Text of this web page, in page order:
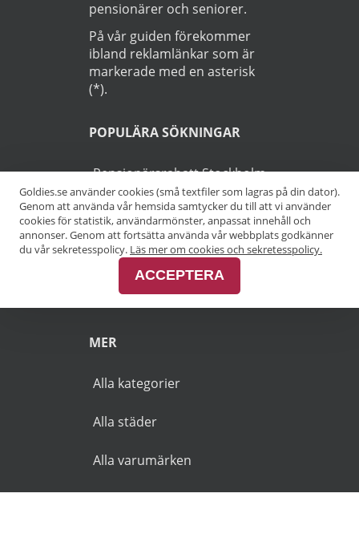
pensionärer och seniorer.
På vår guiden förekommer
ibland reklamlänkar som är
markerade med en asterisk
(*).
POPULÄRA SÖKNINGAR
Pensionärsrabatt Stockholm
Pensionärsrabatt Göteborg
Pensionärsrabatt Malmö
Pensionärsrabatt Skåne
MER
Alla kategorier
Alla städer
Alla varumärken
Goldies.se använder cookies (små textfiler som lagras på din dator).
Genom att använda vår hemsida samtycker du till att vi använder
cookies för statistik, användarmönster, anpassat innehåll och
annonser. Genom att fortsätta använda vår webbplats godkänner
du vår sekretesspolicy. Läs mer om cookies och sekretesspolicy.
ACCEPTERA